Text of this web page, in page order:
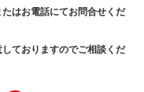
はお電話にてお問合せくだ
ておりますのでご相談くだ